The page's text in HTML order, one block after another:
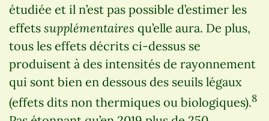
étudiée et il n’est pas possible d’estimer les
effets supplémentaires qu’elle aura. De plus,
tous les effets décrits ci-dessus se
produisent à des intensités de rayonnement
qui sont bien en dessous des seuils légaux
(effets dits non thermiques ou biologiques).8